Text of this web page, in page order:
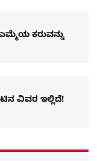
ಕರುವನ್ನು
ವಿವರ ಇಲ್ಲಿದೆ!